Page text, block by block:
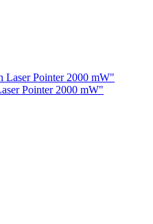
Pointer 2000 mW"